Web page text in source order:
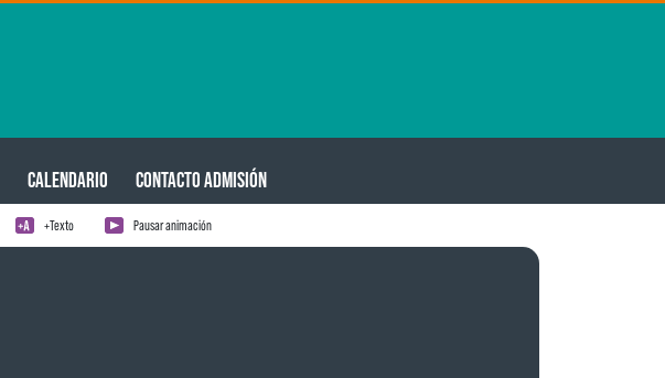
CALENDARIO CONTACTO ADMISIÓN
+Texto Pausar animación